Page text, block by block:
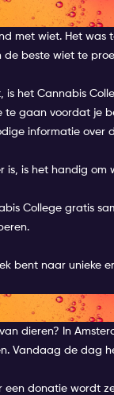
met wiet. Het
de beste wiet te
is het Cannabis
te gaan voordat je
informatie over
is, is het handig
College gratis
bent naar unieke
- EEN
dieren? In
Vandaag de dag
een donatie wordt